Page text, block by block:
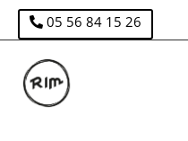
05 56 84 15 26